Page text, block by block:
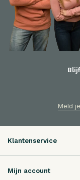
Meld
Klantenservice
Mijn account